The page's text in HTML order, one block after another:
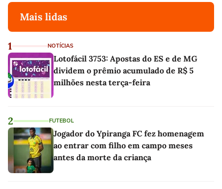
Mais lidas
1 NOTÍCIAS
Lotofácil 3753: Apostas do ES e de MG
dividem o prêmio acumulado de R$ 5
milhões nesta terça-feira
2 FUTEBOL
Jogador do Ypiranga FC fez homenagem
ao entrar com filho em campo meses
antes da morte da criança